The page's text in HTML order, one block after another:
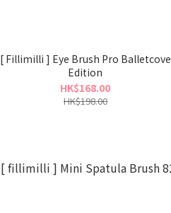
[ Fillimilli ] Eye Brush Pro Balletcove
Edition
HK$168.00
HK$198.00